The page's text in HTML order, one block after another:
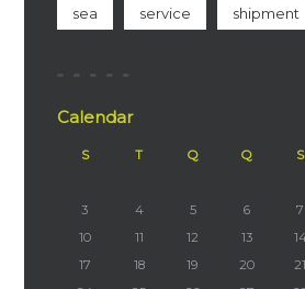
sea service shipment
Calendar
S T Q Q S
3
4 5 6 7
10
11 12 13
17
18 19 20 21